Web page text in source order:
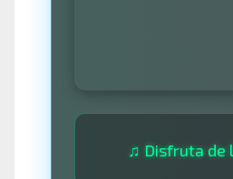
♫ Disfruta de la